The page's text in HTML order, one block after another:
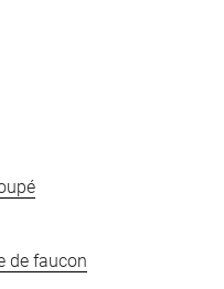
de faucon